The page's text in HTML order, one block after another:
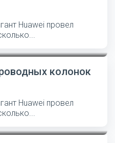
Huawei провел
колонок
Huawei провел